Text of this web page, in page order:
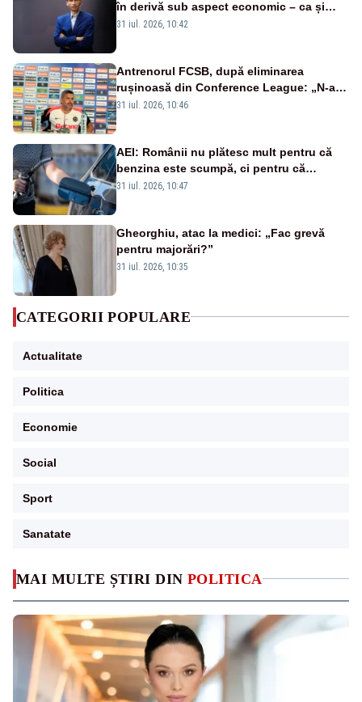
MAI MULTE ȘTIRI DIN POLITICA
în derivă sub aspect economic – ca și
rezultat al guvernărilor din ultimii 36 de
31 iul. 2026, 10:42
Antrenorul FCSB, după eliminarea
rușinoasă din Conference League: „N-ai
cum să nu scoți în evidență și lucrurile
31 iul. 2026, 10:46
AEI: Românii nu plătesc mult pentru că
benzina este scumpă, ci pentru că
benzina ieftină e taxată scump
31 iul. 2026, 10:47
Gheorghiu, atac la medici: „Fac grevă
pentru majorări?”
31 iul. 2026, 10:35
CATEGORII POPULARE
Actualitate
Politica
Economie
Social
Sport
Sanatate